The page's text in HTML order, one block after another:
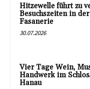
Hitzewelle führt zu
Besuchszeiten in
Fasanerie
30.07.2026
Vier Tage Wein,
Handwerk im
Hanau